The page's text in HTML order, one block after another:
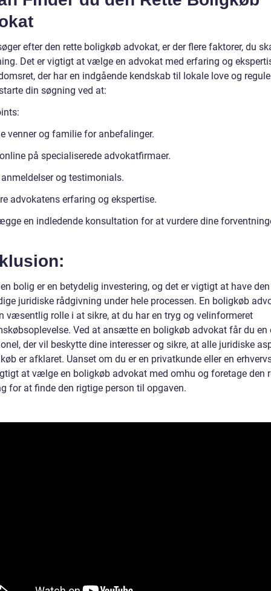
efter den rette boligkøb advokat, er der flere faktorer, du
Det er vigtigt at vælge en advokat med erfaring og
der har en indgående kendskab til lokale love og
din søgning ved at:
venner og familie for anbefalinger.
på specialiserede advokatfirmaer.
og testimonials.
advokatens erfaring og ekspertise.
en indledende konsultation for at vurdere dine
bolig er en betydelig investering, og det er vigtigt at have den
juridiske rådgivning under hele processen. En boligkøb
væsentlig rolle i at sikre, at du har en tryg og velinformeret
Ved at ansætte en boligkøb advokat får du en
der vil beskytte dine interesser og sikre, at alle juridiske
er afklaret. Uanset om du er en privatkunde eller en
at vælge en boligkøb advokat med omhu og foretage den
for at finde den rigtige person til opgaven.